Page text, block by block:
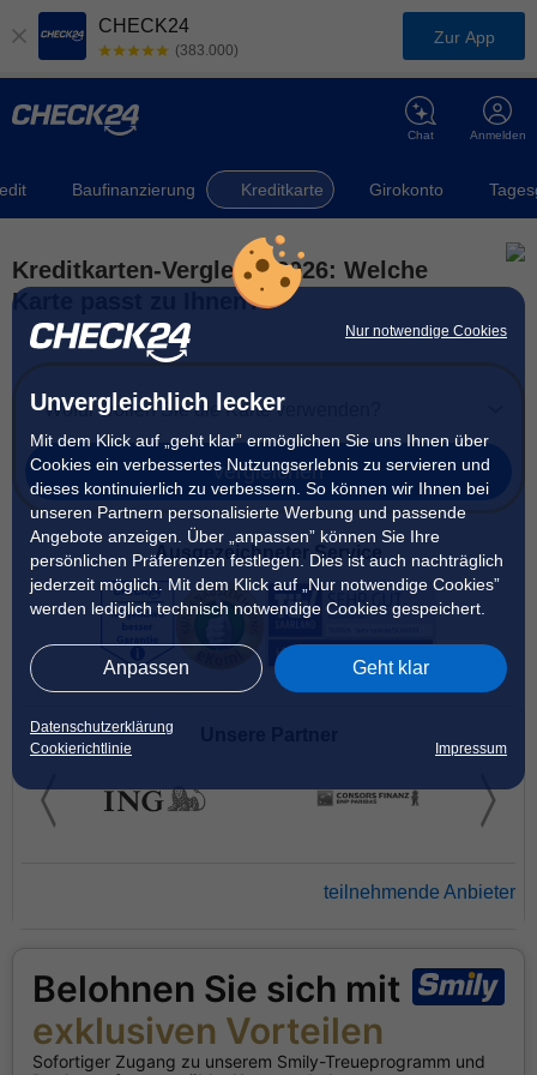
Nur notwendige Cookies
Unvergleichlich lecker
Mit dem Klick auf „geht klar” ermöglichen Sie uns Ihnen über
Cookies ein verbessertes Nutzungserlebnis zu servieren und
dieses kontinuierlich zu verbessern. So können wir Ihnen bei
unseren Partnern personalisierte Werbung und passende
Angebote anzeigen. Über „anpassen” können Sie Ihre
persönlichen Präferenzen festlegen. Dies ist auch nachträglich
jederzeit möglich. Mit dem Klick auf „Nur notwendige Cookies”
werden lediglich technisch notwendige Cookies gespeichert.
Anpassen Geht klar
Datenschutzerklärung
Cookierichtlinie
Impressum
CHECK24
(383.000)
Zur App
Anmelden
Chat
Baufinanzierung Kreditkarte Girokonto
Kreditkarten-Vergleich 2026: Welche
Karte passt zu Ihnen?
Wofür wollen Sie die Karte verwenden?
vergleichen
Ausgezeichneter Service
teilnehmende Anbieter
Belohnen Sie sich mit
exklusiven Vorteilen
Sofortiger Zugang zu unserem Smily-Treueprogramm und